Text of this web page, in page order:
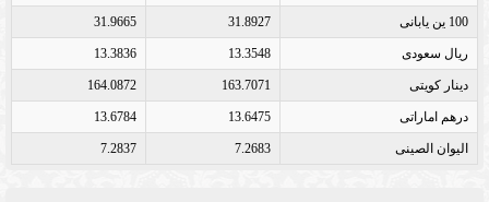
100 ين يابانى 31.8927
31.9665
ريال سعودى 13.3548
13.3836
دينار كويتى 163.7071
164.0872
درهم اماراتى 13.6475
13.6784
اليوان الصينى 7.2683
7.2837